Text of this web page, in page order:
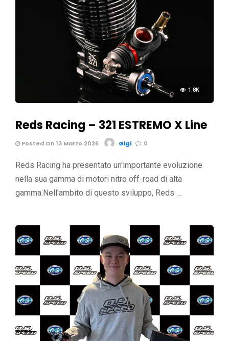
1.8K
Reds Racing – 321 ESTREMO X Line
Posted On 13 Marzo 2026 Gigi 0
Reds Racing ha presentato un'importante evoluzione
nella sua gamma di motori nitro off-road di alta
gamma.Nell'ambito di questo sviluppo, Reds …